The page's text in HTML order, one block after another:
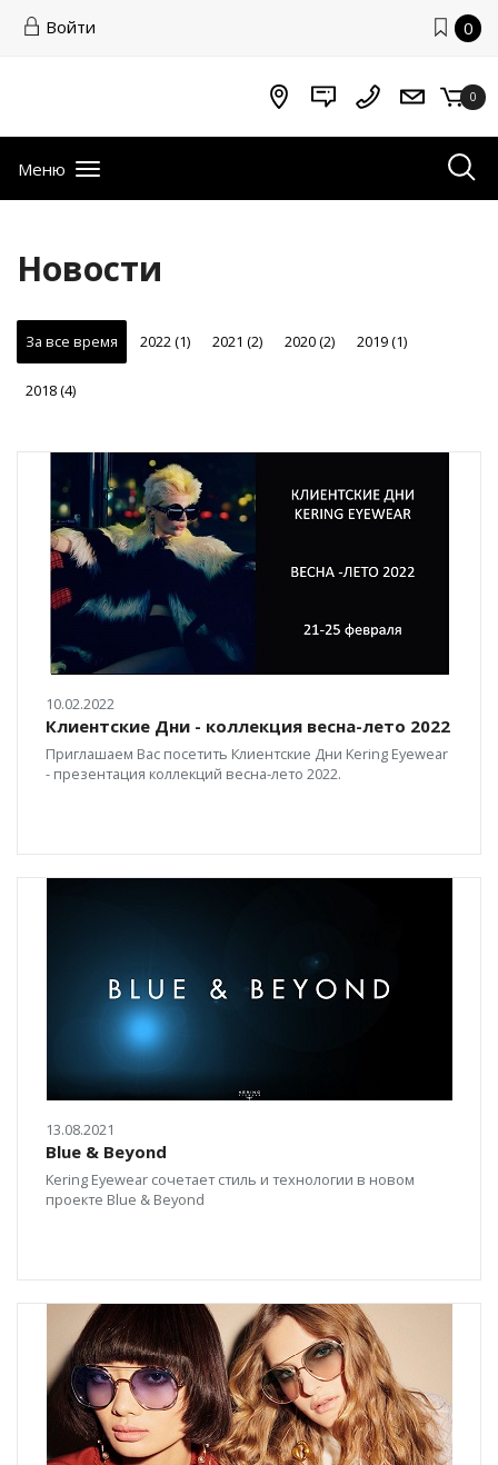
Войти 0
0
Меню
Новости
За все время 2022 (1) 2021 (2) 2020 (2) 2019 (1)
2018 (4)
10.02.2022
Клиентские Дни - коллекция весна-лето 2022
Приглашаем Вас посетить Клиентские Дни Kering Eyewear
- презентация коллекций весна-лето 2022.
13.08.2021
Blue & Beyond
Kering Eyewear сочетает стиль и технологии в новом
проекте Blue & Beyond